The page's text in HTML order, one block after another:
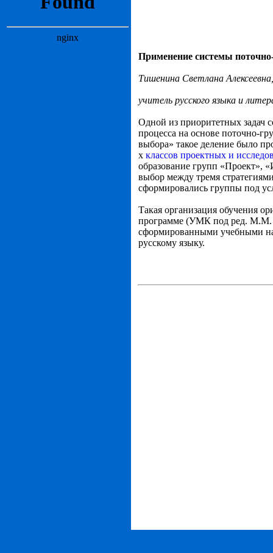
Применение системы
Тишенина Светлана Алексеевна,
учитель русского языка и
Одной из приоритетных задач
процесса на основе поточно-
выбора» такое деление было
х классов проектных и
образование групп «Проект»,
выбор между тремя
сформировались группы под
Такая организация обучения
программе (УМК под ред. М.М.
сформированными учебными
русскому языку.